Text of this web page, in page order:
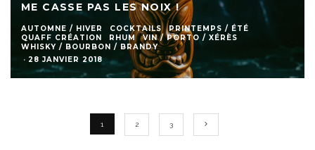
ME CASSE PAS LES NOIX !
AUTOMNE / HIVER COCKTAILS
PRINTEMPS / ÉTÉ
QUAFF CRÉATION
RHUM
VIN / PORTO / XÉRÈS
WHISKY / BOURBON / BRANDY
· 28 JANVIER 2018
1 2 3